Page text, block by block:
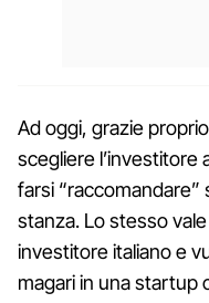
Ad oggi, grazie
scegliere l’investitore
farsi “raccomandare”
stanza. Lo stesso
investitore italiano e
magari in una startup